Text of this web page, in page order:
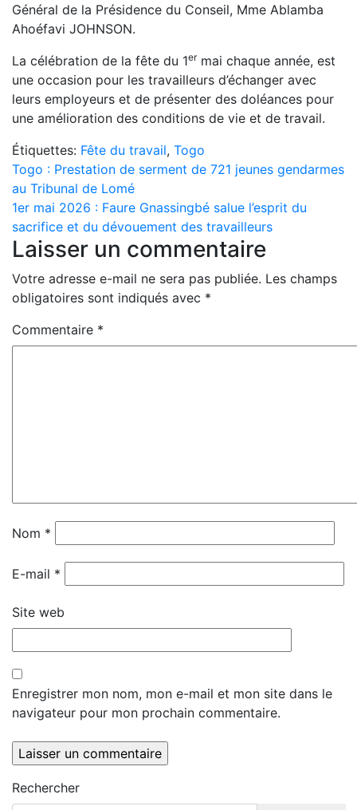
Général de la Présidence du Conseil, Mme Ablamba
Ahoéfavi JOHNSON.
La célébration de la fête du 1ermai chaque année, est
une occasion pour les travailleurs d’échanger avec
leurs employeurs et de présenter des doléances pour
une amélioration des conditions de vie et de travail.
Étiquettes: Fête du travail, Togo
Navigation
de
l’article
Togo : Prestation de serment de 721 jeunes gendarmes
au Tribunal de Lomé
1er mai 2026 : Faure Gnassingbé salue l’esprit du
sacrifice et du dévouement des travailleurs
Laisser un commentaire
Votre adresse e-mail ne sera pas publiée. Les champs
obligatoires sont indiqués avec *
Commentaire *
Nom *
E-mail *
Site web
Enregistrer mon nom, mon e-mail et mon site dans le
navigateur pour mon prochain commentaire.
Rechercher